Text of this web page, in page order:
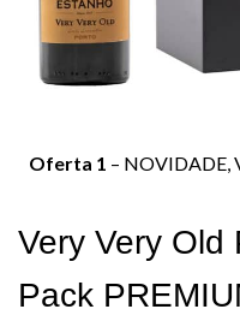
Oferta 1 – NOVIDADE,
Very Very Old
Pack